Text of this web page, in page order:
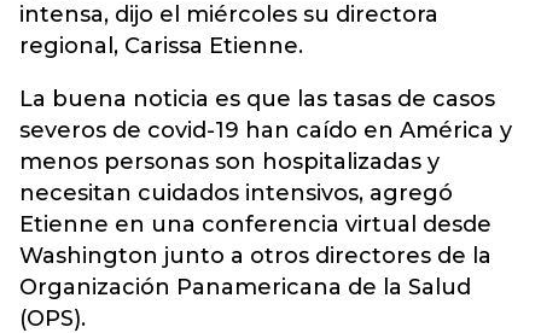
intensa, dijo el miércoles su directora
regional, Carissa Etienne.
La buena noticia es que las tasas de casos
severos de covid-19 han caído en América y
menos personas son hospitalizadas y
necesitan cuidados intensivos, agregó
Etienne en una conferencia virtual desde
Washington junto a otros directores de la
Organización Panamericana de la Salud
(OPS).